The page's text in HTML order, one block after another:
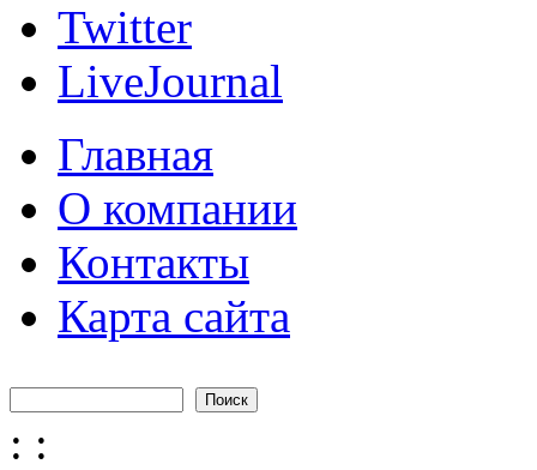
Twitter
LiveJournal
Главная
О компании
Контакты
Карта сайта
Форма поиска
: :